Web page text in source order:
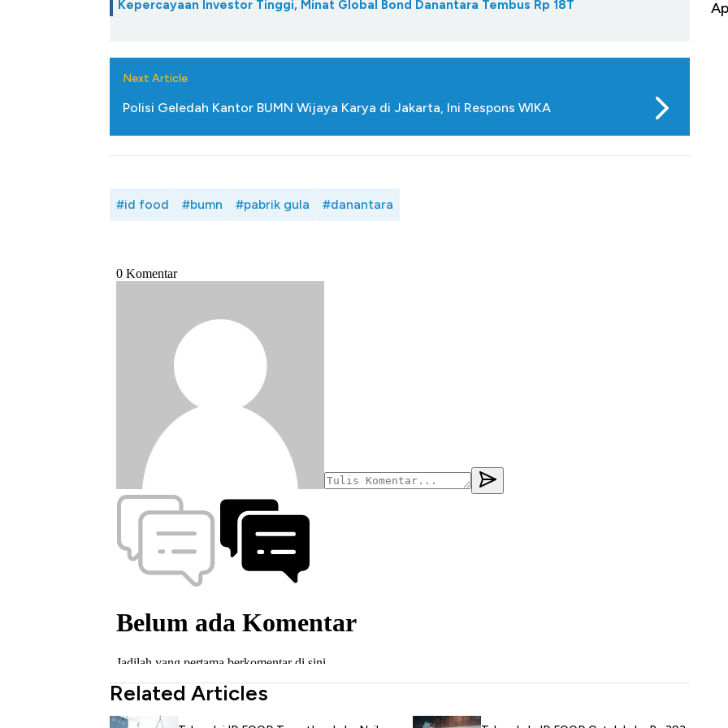
Kepercayaan Investor Tinggi, Minat Global Bond Danantara Tembus Rp 18T
Next Article
Polisi Geledah Kantor BUMN Wijaya Karya di Jakarta, Ini Respons WIKA
#id food #bumn #pabrik gula #danantara
Related Articles
Baik Buat Pengusaha RI
Apa yang Sebenarnya Terjadi?